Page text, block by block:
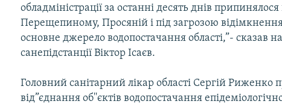
обладміністрації за останні десять днів
Перещепиному, Просяній і під загрозою
основне джерело водопостачання області,”- сказав
санепідстанції Віктор Ісаєв.
Головний санітарний лікар області Сергій Риженко
від”єднання об''єктів водопостачання